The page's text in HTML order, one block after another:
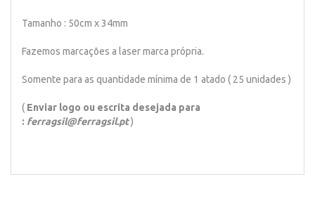
Tamanho : 50cm x 34mm
Fazemos marcações a laser marca própria.
Somente para as quantidade mínima de 1 atado ( 25 unidades )
( Enviar logo ou escrita desejada para
: ferragsil@ferragsil.pt)